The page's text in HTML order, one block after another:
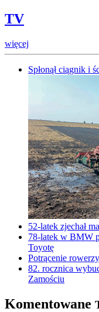
TV
więcej
Spłonął ciągnik i
52-latek zjechał
78-latek w BMW
Toyotę
Potrącenie
82. rocznica
Zamościu
Komentowane